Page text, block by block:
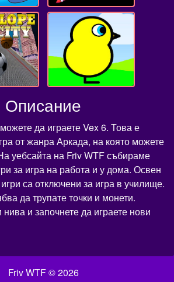
Описание
да играете Vex 6. Това е
от жанра Аркада, на която можете
уебсайта на Friv WTF събираме
за игра на работа и у дома. Освен
са отключени за игра в училище.
да трупате точки и монети.
и започнете да играете нови
Friv WTF © 2026